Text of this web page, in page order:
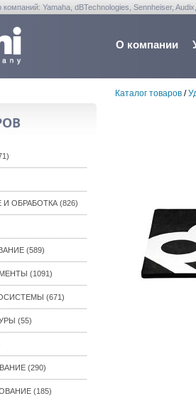
Yamaha, dBTechnologies, Sennheiser,
О компании
ОБРАБОТКА (826)
(589)
(1091)
(671)
(55)
(290)
(185)
Каталог товаров/